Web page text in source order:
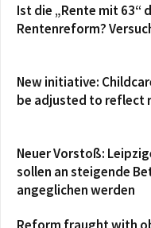
Ist die „Rente mit 63“
Rentenreform?
New initiative:
be adjusted to reflect
Neuer Vorstoß:
sollen an steigende
angeglichen werden
Reform fraught with